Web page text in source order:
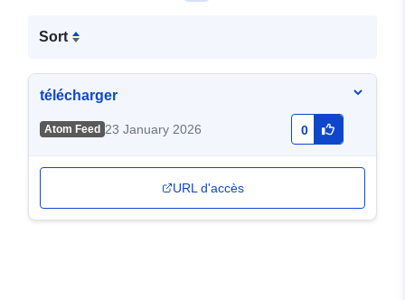
Sort
télécharger
Atom Feed 23 January 2026 0
URL d'accès